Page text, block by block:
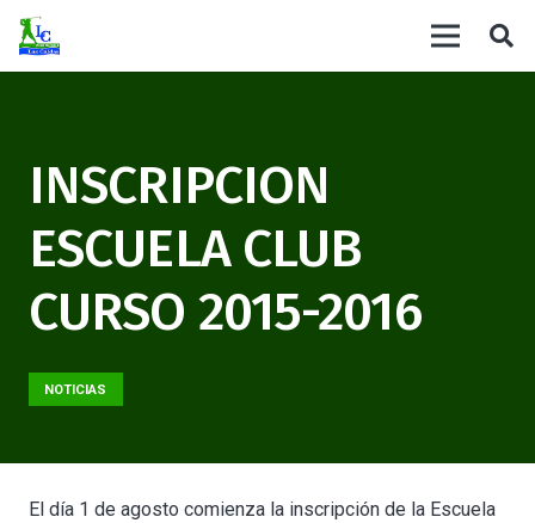
INSCRIPCION
ESCUELA CLUB
CURSO 2015-2016
NOTICIAS
El día 1 de agosto comienza la inscripción de la Escuela